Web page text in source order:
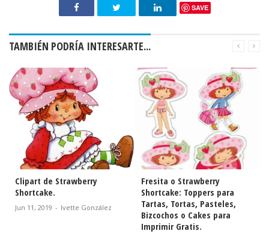
SAVE
TAMBIÉN PODRÍA INTERESARTE...
Ivette González
Fresita o Strawberry
Shortcake: Toppers para
Tartas, Tortas, Pasteles,
Bizcochos o Cakes para
Imprimir Gratis.
Strawberry
Princesa:
Imprimir
Abr 17, 2017